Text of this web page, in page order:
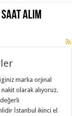
Alım
marka orjinal
olarak alıyoruz.
değerli
İstanbul ikinci el